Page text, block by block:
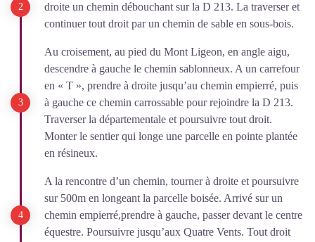
droite un chemin débouchant sur la D 213. La traverser et
continuer tout droit par un chemin de sable en sous-bois.
Au croisement, au pied du Mont Ligeon, en angle aigu,
descendre à gauche le chemin sablonneux. A un carrefour
en « T », prendre à droite jusqu’au chemin empierré, puis
à gauche ce chemin carrossable pour rejoindre la D 213.
Traverser la départementale et poursuivre tout droit.
Monter le sentier qui longe une parcelle en pointe plantée
en résineux.
A la rencontre d’un chemin, tourner à droite et poursuivre
sur 500m en longeant la parcelle boisée. Arrivé sur un
chemin empierré,prendre à gauche, passer devant le centre
équestre. Poursuivre jusqu’aux Quatre Vents. Tout droit